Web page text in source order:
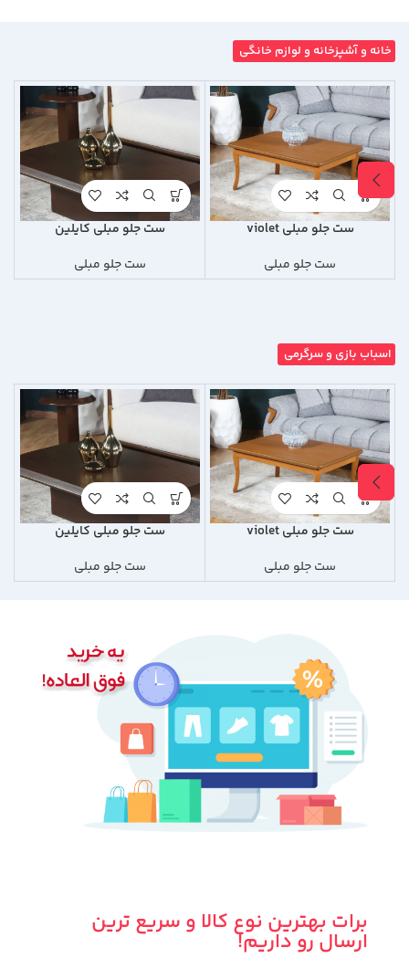
خانه و آشپزخانه و لوازم خانگی
ست جلو مبلی violet
ست جلو مبلی
ست جلو مبلی کایلین
ست جلو مبلی
اسباب بازی و سرگرمی
ست جلو مبلی violet
ست جلو مبلی
ست جلو مبلی کایلین
ست جلو مبلی
برات بهترین نوع کالا و سریع ترین
ارسال رو داریم!